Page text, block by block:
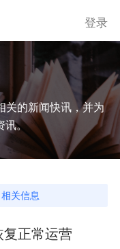
登录
关的新闻快讯，并为
讯。
相关信息
正常运营